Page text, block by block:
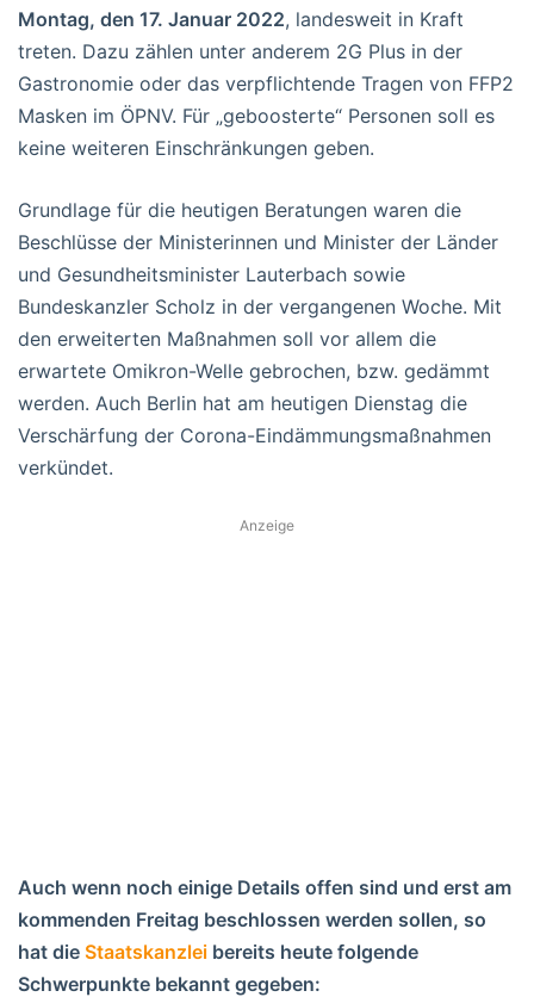
Montag, den 17. Januar 2022, landesweit in Kraft
treten. Dazu zählen unter anderem 2G Plus in der
Gastronomie oder das verpflichtende Tragen von FFP2
Masken im ÖPNV. Für „geboosterte“ Personen soll es
keine weiteren Einschränkungen geben.
Grundlage für die heutigen Beratungen waren die
Beschlüsse der Ministerinnen und Minister der Länder
und Gesundheitsminister Lauterbach sowie
Bundeskanzler Scholz in der vergangenen Woche. Mit
den erweiterten Maßnahmen soll vor allem die
erwartete Omikron-Welle gebrochen, bzw. gedämmt
werden. Auch Berlin hat am heutigen Dienstag die
Verschärfung der Corona-Eindämmungsmaßnahmen
verkündet.
Anzeige
Auch wenn noch einige Details offen sind und erst am
kommenden Freitag beschlossen werden sollen, so
hat die Staatskanzlei bereits heute folgende
Schwerpunkte bekannt gegeben: